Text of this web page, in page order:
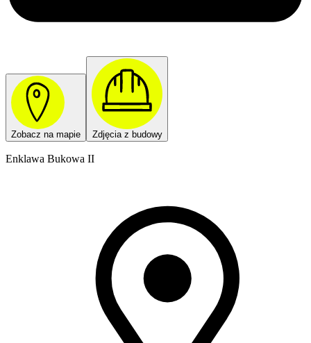
Zobacz na mapie Zdjęcia z budowy
Enklawa Bukowa II